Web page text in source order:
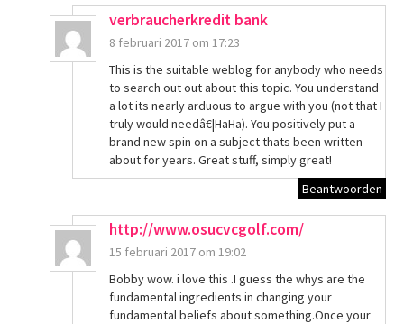
verbraucherkredit bank
8 februari 2017 om 17:23
This is the suitable weblog for anybody who needs
to search out out about this topic. You understand
a lot its nearly arduous to argue with you (not that I
truly would needâ€¦HaHa). You positively put a
brand new spin on a subject thats been written
about for years. Great stuff, simply great!
Beantwoorden
http://www.osucvcgolf.com/
15 februari 2017 om 19:02
Bobby wow. i love this .I guess the whys are the
fundamental ingredients in changing your
fundamental beliefs about something.Once your